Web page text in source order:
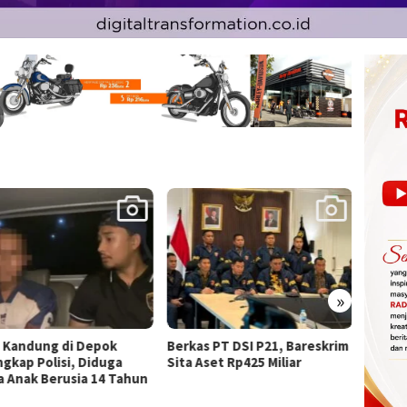
»
PT DSI P21, Bareskrim
Rp425 Miliar
Satgas TMMD Angkut
Material Pasir dengan
129
yang